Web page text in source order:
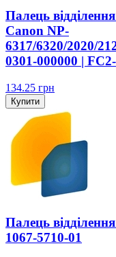
Палець
Canon NP-
6317/6320/2020/
0301-000000 |
134.25 грн
Купити
Палець
1067-5710-01